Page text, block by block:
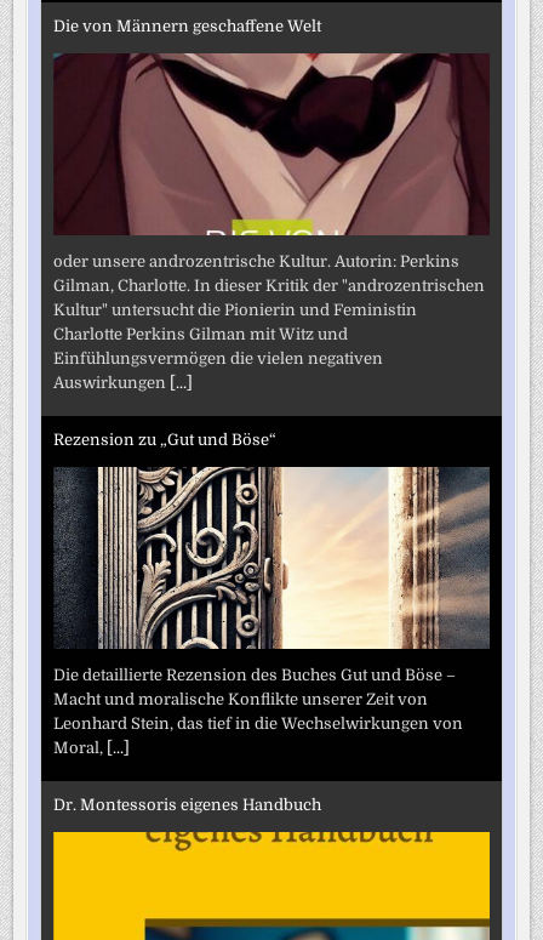
Die von Männern geschaffene Welt
oder unsere androzentrische Kultur. Autorin: Perkins
Gilman, Charlotte. In dieser Kritik der "androzentrischen
Kultur" untersucht die Pionierin und Feministin
Charlotte Perkins Gilman mit Witz und
Einfühlungsvermögen die vielen negativen
Auswirkungen [...]
Rezension zu „Gut und Böse“
Die detaillierte Rezension des Buches Gut und Böse –
Macht und moralische Konflikte unserer Zeit von
Leonhard Stein, das tief in die Wechselwirkungen von
Moral, [...]
Dr. Montessoris eigenes Handbuch